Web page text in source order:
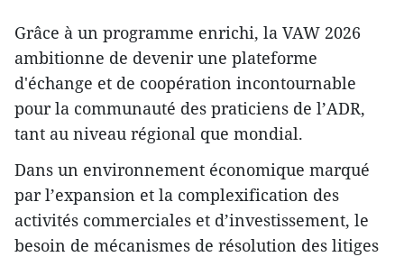
​Grâce à un programme enrichi, la VAW 2026
ambitionne de devenir une plateforme
d'échange et de coopération incontournable
pour la communauté des praticiens de l’ADR,
tant au niveau régional que mondial.
​Dans un environnement économique marqué
par l’expansion et la complexification des
activités commerciales et d’investissement, le
besoin de mécanismes de résolution des litiges